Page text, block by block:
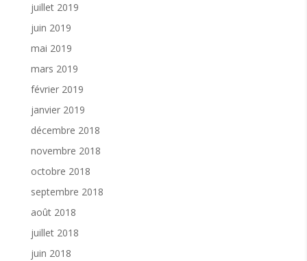
juillet 2019
juin 2019
mai 2019
mars 2019
février 2019
janvier 2019
décembre 2018
novembre 2018
octobre 2018
septembre 2018
août 2018
juillet 2018
juin 2018